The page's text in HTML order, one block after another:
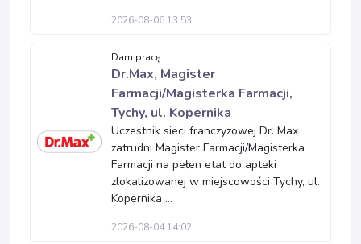
2026-08-06 13:53
Dam pracę
Dr.Max, Magister
Farmacji/Magisterka Farmacji,
Tychy, ul. Kopernika
Uczestnik sieci franczyzowej Dr. Max
zatrudni Magister Farmacji/Magisterka
Farmacji na pełen etat do apteki
zlokalizowanej w miejscowości Tychy, ul.
Kopernika ...
2026-08-04 14:02